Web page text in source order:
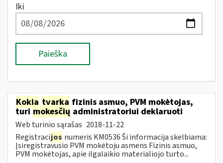
Iki
Paieška
Kokia tvarka fizinis asmuo, PVM mokėtojas,
turimokesčių administratoriui deklaruoti
Web turinio sąrašas 2018-11-22
Registracijos numeris KM0536 Ši informacija skelbiama:
Įsiregistravusio PVM mokėtoju asmens Fizinis asmuo,
PVM mokėtojas, apie ilgalaikio materialiojo turto...